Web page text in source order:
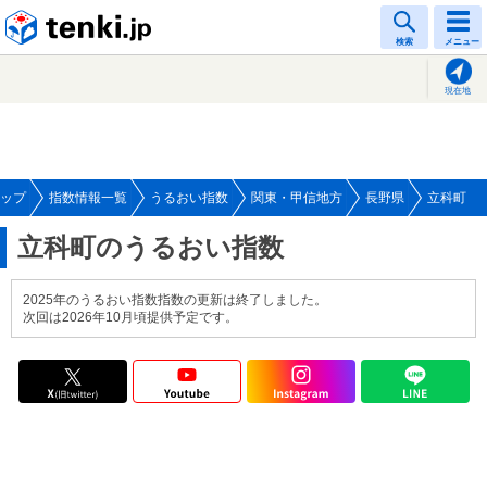
検索 メニュー
現在地
プ 指数情報一覧 うるおい指数 関東・甲信地方 長野県 立科町
立科町のうるおい指数
2025年のうるおい指数指数の更新は終了しました。
次回は2026年10月頃提供予定です。